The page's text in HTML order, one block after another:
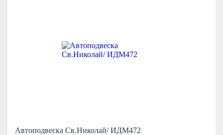
Автоподвеска Св.Николай/ ИДМ472